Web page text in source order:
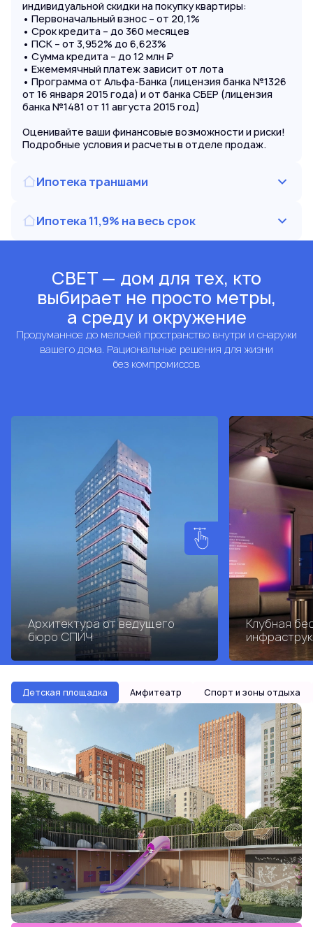
индивидуальной скидки на покупку квартиры:
• Первоначальный взнос – от 20,1%
• Срок кредита – до 360 месяцев
• ПСК – от 3,952% до 6,623%
• Сумма кредита – до 12 млн ₽
• Ежемемячный платеж зависит от лота
• Программа от Альфа-Банка (лицензия банка №1326
от 16 января 2015 года) и от банка СБЕР (лицензия
банка №1481 от 11 августа 2015 год)
Оценивайте ваши финансовые возможности и риски!
Подробные условия и расчеты в отделе продаж.
Ипотека траншами
Ипотека 11,9% на весь срок
СВЕТ — дом для тех, кто
выбирает не просто метры,
а среду и окружение
Продуманное до мелочей пространство внутри и снаружи
вашего дома. Рациональные решения для жизни
без компромиссов
Архитектура от ведущего
бюро СПИЧ
Клубная
Детская площадка Амфитеатр Спорт и зоны отдыха